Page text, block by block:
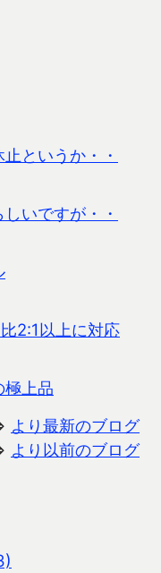
というか・・
いですが・・
2:1以上に対応
極上品
より最新のブログ
より以前のブログ